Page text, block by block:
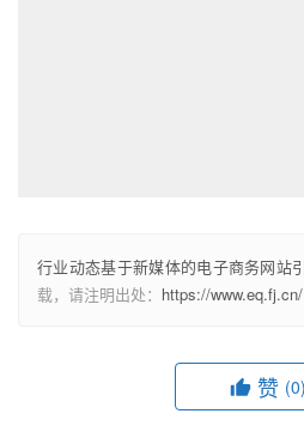
行业动态基于新媒体的电子商务网站
载，请注明出处： https://
赞 (0)